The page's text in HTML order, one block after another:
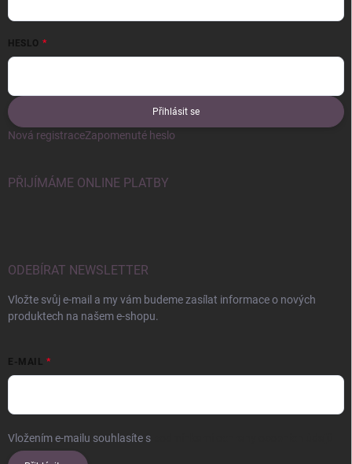
HESLO
Přihlásit se
Nová registraceZapomenuté heslo
PŘIJÍMÁME ONLINE PLATBY
ODEBÍRAT NEWSLETTER
Vložte svůj e-mail a my vám budeme zasílat informace o nových
produktech na našem e-shopu.
E-MAIL
Vložením e-mailu souhlasíte s